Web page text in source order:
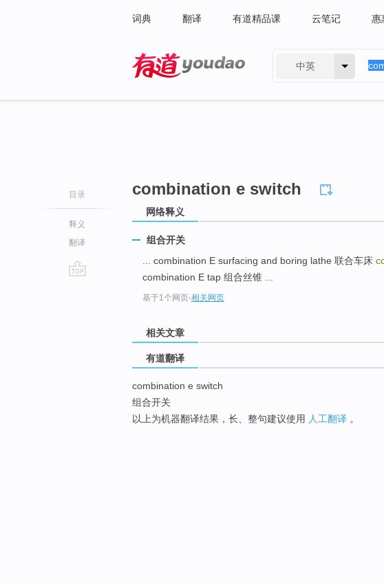
词典 翻译 有道精品课 云笔记 惠
中英
目录
释义
翻译
combination e switch
网络释义
组合开关
... combination E surfacing and boring lathe 联合车床
combination E tap 组合丝锥 ...
基于1个网页-相关网页
相关文章
有道翻译
combination e switch
组合开关
以上为机器翻译结果，长、整句建议使用 人工翻译 。